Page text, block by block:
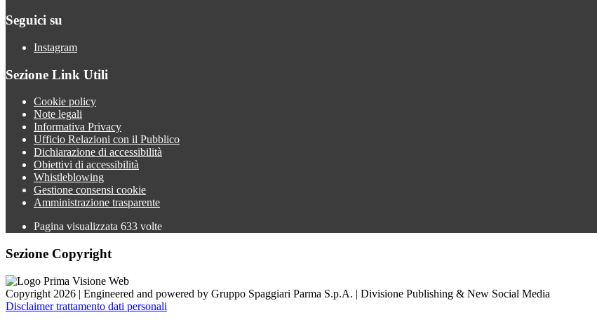
Seguici su
Instagram
Sezione Link Utili
Cookie policy
Note legali
Informativa Privacy
Ufficio Relazioni con il Pubblico
Dichiarazione di accessibilità
Obiettivi di accessibilità
Whistleblowing
Gestione consensi cookie
Amministrazione trasparente
Pagina visualizzata 633 volte
Sezione Copyright
Copyright 2026 | Engineered and powered by Gruppo Spaggiari Parma S.p.A. | Divisione Publishing & New Social Media
Disclaimer trattamento dati personali